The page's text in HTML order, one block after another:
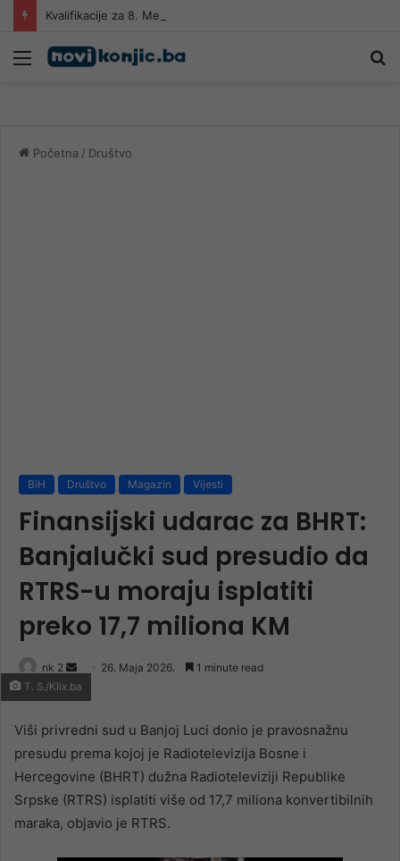
Meni
Početna / Društvo
BiH Društvo Magazin Vijesti
Finansijski udarac za BHRT:
Banjalučki sud presudio da
RTRS-u moraju isplatiti
preko 17,7 miliona KM
nk 2
Send
an
26. Maja 2026. 1 minute read
T. S./Klix.ba
Viši privredni sud u Banjoj Luci donio je pravosnažnu
presudu prema kojoj je Radiotelevizija Bosne i
Hercegovine (BHRT) dužna Radioteleviziji Republike
Srpske (RTRS) isplatiti više od 17,7 miliona konvertibilnih
maraka, objavio je RTRS.